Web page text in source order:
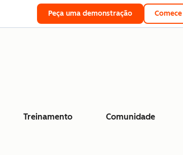
Peça uma demonstração
Treinamento Comunidade